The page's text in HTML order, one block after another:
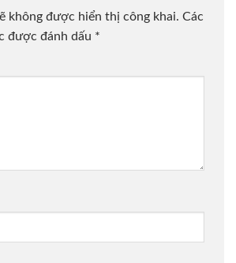
không được hiển thị công khai. Các
được đánh dấu *